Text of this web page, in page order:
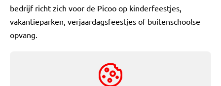
bedrijf richt zich voor de Picoo op kinderfeestjes,
vakantieparken, verjaardagsfeestjes of buitenschoolse
opvang.